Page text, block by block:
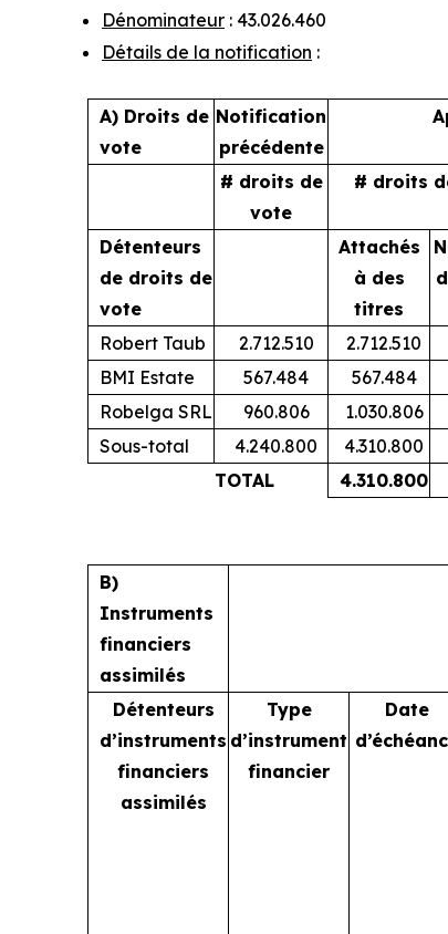
Dénominateur : 43.026.460
Détails de la notification :
A) Droits de
vote
Notification
précédente
# droits de
vote
# droits
Détenteurs
de droits de
vote
Attachés
à des
titres
Robert Taub
2.712.510 2.712.510
BMI Estate
567.484 567.484
Robelga SRL
960.806 1.030.806
Sous-total
4.240.800 4.310.800
TOTAL
4.310.800
B)
Instruments
financiers
assimilés
Détenteurs
d’instruments
financiers
assimilés
Type
d’instrument
financier
Date